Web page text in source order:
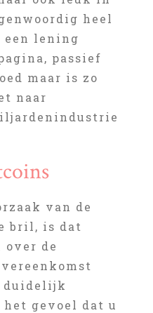
heel
lening
passief
maar is zo
naar
van de
bril, is dat
de
duidelijk
het gevoel dat u